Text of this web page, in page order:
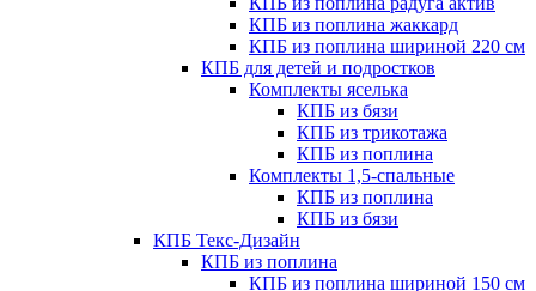
КПБ из поплина жаккард
КПБ из поплина шириной 220 см
КПБ для детей и подростков
Комплекты яселька
КПБ из бязи
КПБ из трикотажа
КПБ из поплина
Комплекты 1,5-спальные
КПБ из поплина
КПБ из бязи
КПБ Текс-Дизайн
КПБ из поплина
КПБ из поплина шириной 150 см